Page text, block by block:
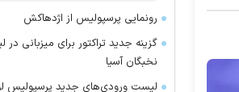
رونمایی پرسپولیس از اژدهاکش
گزینه جدید تراکتور برای میزبانی در
نخبگان آسیا
لیست ورودی‌های جدید پرسپولیس